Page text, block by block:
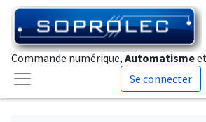
Commande numérique, Automatisme
Se connecter